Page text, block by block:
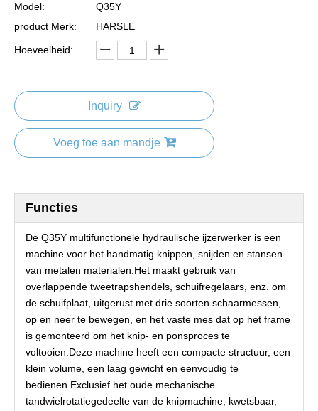
Model:
Q35Y
product Merk:
HARSLE
Hoeveelheid:
Inquiry
Voeg toe aan mandje
Functies
De Q35Y multifunctionele hydraulische ijzerwerker is een
machine voor het handmatig knippen, snijden en stansen
van metalen materialen.Het maakt gebruik van
overlappende tweetrapshendels, schuifregelaars, enz. om
de schuifplaat, uitgerust met drie soorten schaarmessen,
op en neer te bewegen, en het vaste mes dat op het frame
is gemonteerd om het knip- en ponsproces te
voltooien.Deze machine heeft een compacte structuur, een
klein volume, een laag gewicht en eenvoudig te
bedienen.Exclusief het oude mechanische
tandwielrotatiegedeelte van de knipmachine, kwetsbaar,